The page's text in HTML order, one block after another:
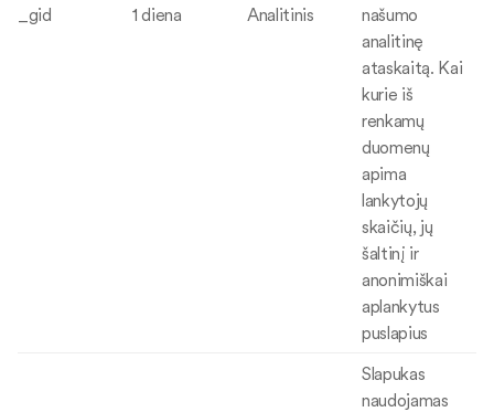
_gid 1 diena Analitinis
našumo
analitinę
ataskaitą. Kai
kurie iš
renkamų
duomenų
apima
lankytojų
skaičių, jų
šaltinį ir
anonimiškai
aplankytus
puslapius
Slapukas
naudojamas